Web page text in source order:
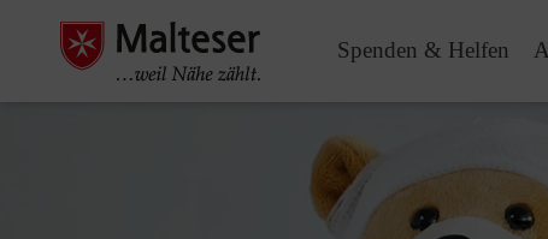
Spenden & Helfen